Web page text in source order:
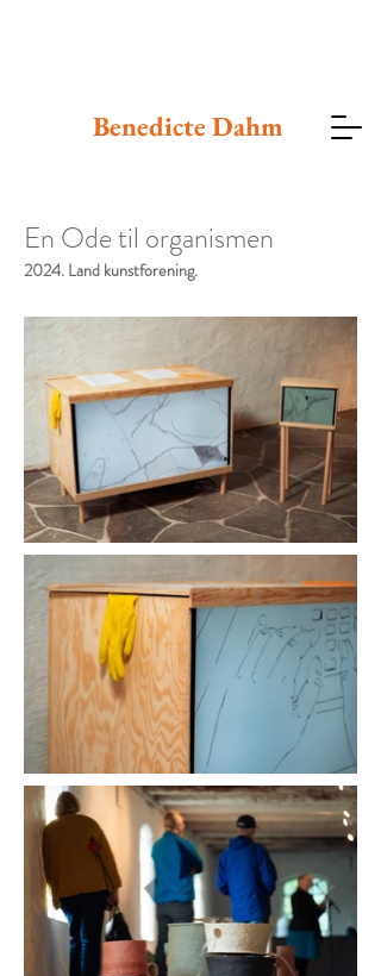
Benedicte Dahm
En Ode til organismen
2024. Land kunstforening.